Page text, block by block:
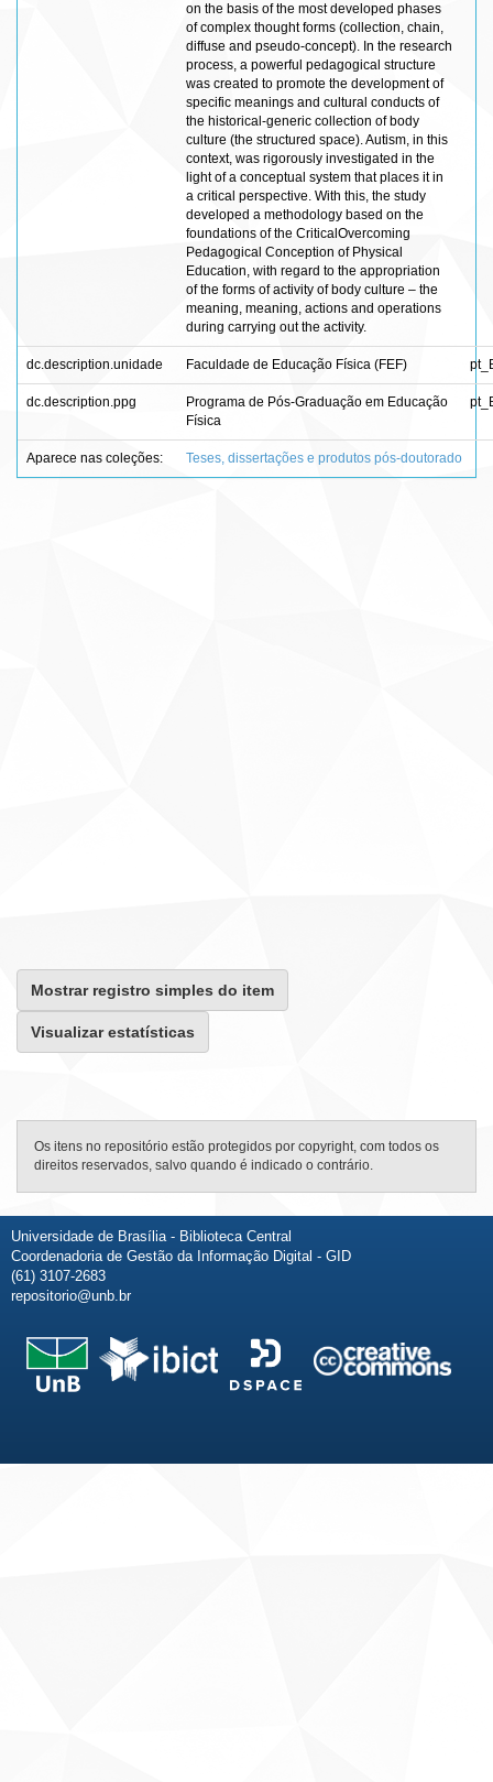
on the basis of the most developed phases
of complex thought forms (collection, chain,
diffuse and pseudo-concept). In the research
process, a powerful pedagogical structure
was created to promote the development of
specific meanings and cultural conducts of
the historical-generic collection of body
culture (the structured space). Autism, in this
context, was rigorously investigated in the
light of a conceptual system that places it in
a critical perspective. With this, the study
developed a methodology based on the
foundations of the CriticalOvercoming
Pedagogical Conception of Physical
Education, with regard to the appropriation
of the forms of activity of body culture – the
meaning, meaning, actions and operations
during carrying out the activity.
dc.description.unidade Faculdade de Educação Física (FEF)
dc.description.ppg
Programa de Pós-Graduação em Educação
Física
Aparece nas coleções: Teses, dissertações e produtos pós-doutorado
Mostrar registro simples do item
Visualizar estatísticas
Os itens no repositório estão protegidos por copyright, com todos os
direitos reservados, salvo quando é indicado o contrário.
Universidade de Brasília - Biblioteca Central
Coordenadoria de Gestão da Informação Digital - GID
(61) 3107-2683
repositorio@unb.br